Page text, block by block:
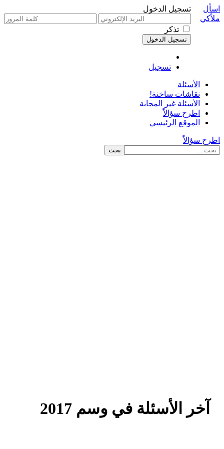
تسجيل الدخول
تذكر
تسجيل
اسأل
ملاًكي
الأسئلة
نقاشات ساخنة!
الأسئلة غير المجابة
اطرح سؤالاً
الموقع الرئيسي
اطرح سؤالاً
آخر الأسئلة في وسم 2017